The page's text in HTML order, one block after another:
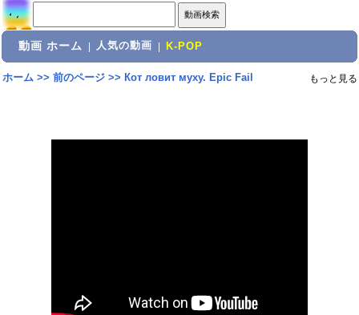
動画 ホーム 人気の動画 K-POP
ホーム>> 前のページ>> Кот ловит муху. Epic Fail もっと見る